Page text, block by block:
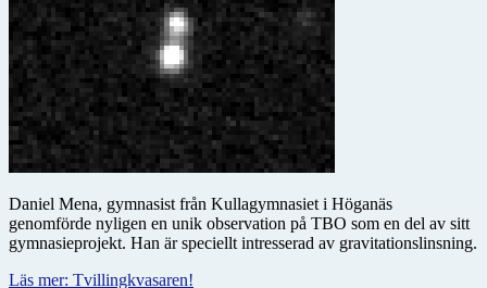
Daniel Mena, gymnasist från Kullagymnasiet i Höganäs
genomförde nyligen en unik observation på TBO som en del av sitt
gymnasieprojekt. Han är speciellt intresserad av gravitationslinsning.
Läs mer: Tvillingkvasaren!